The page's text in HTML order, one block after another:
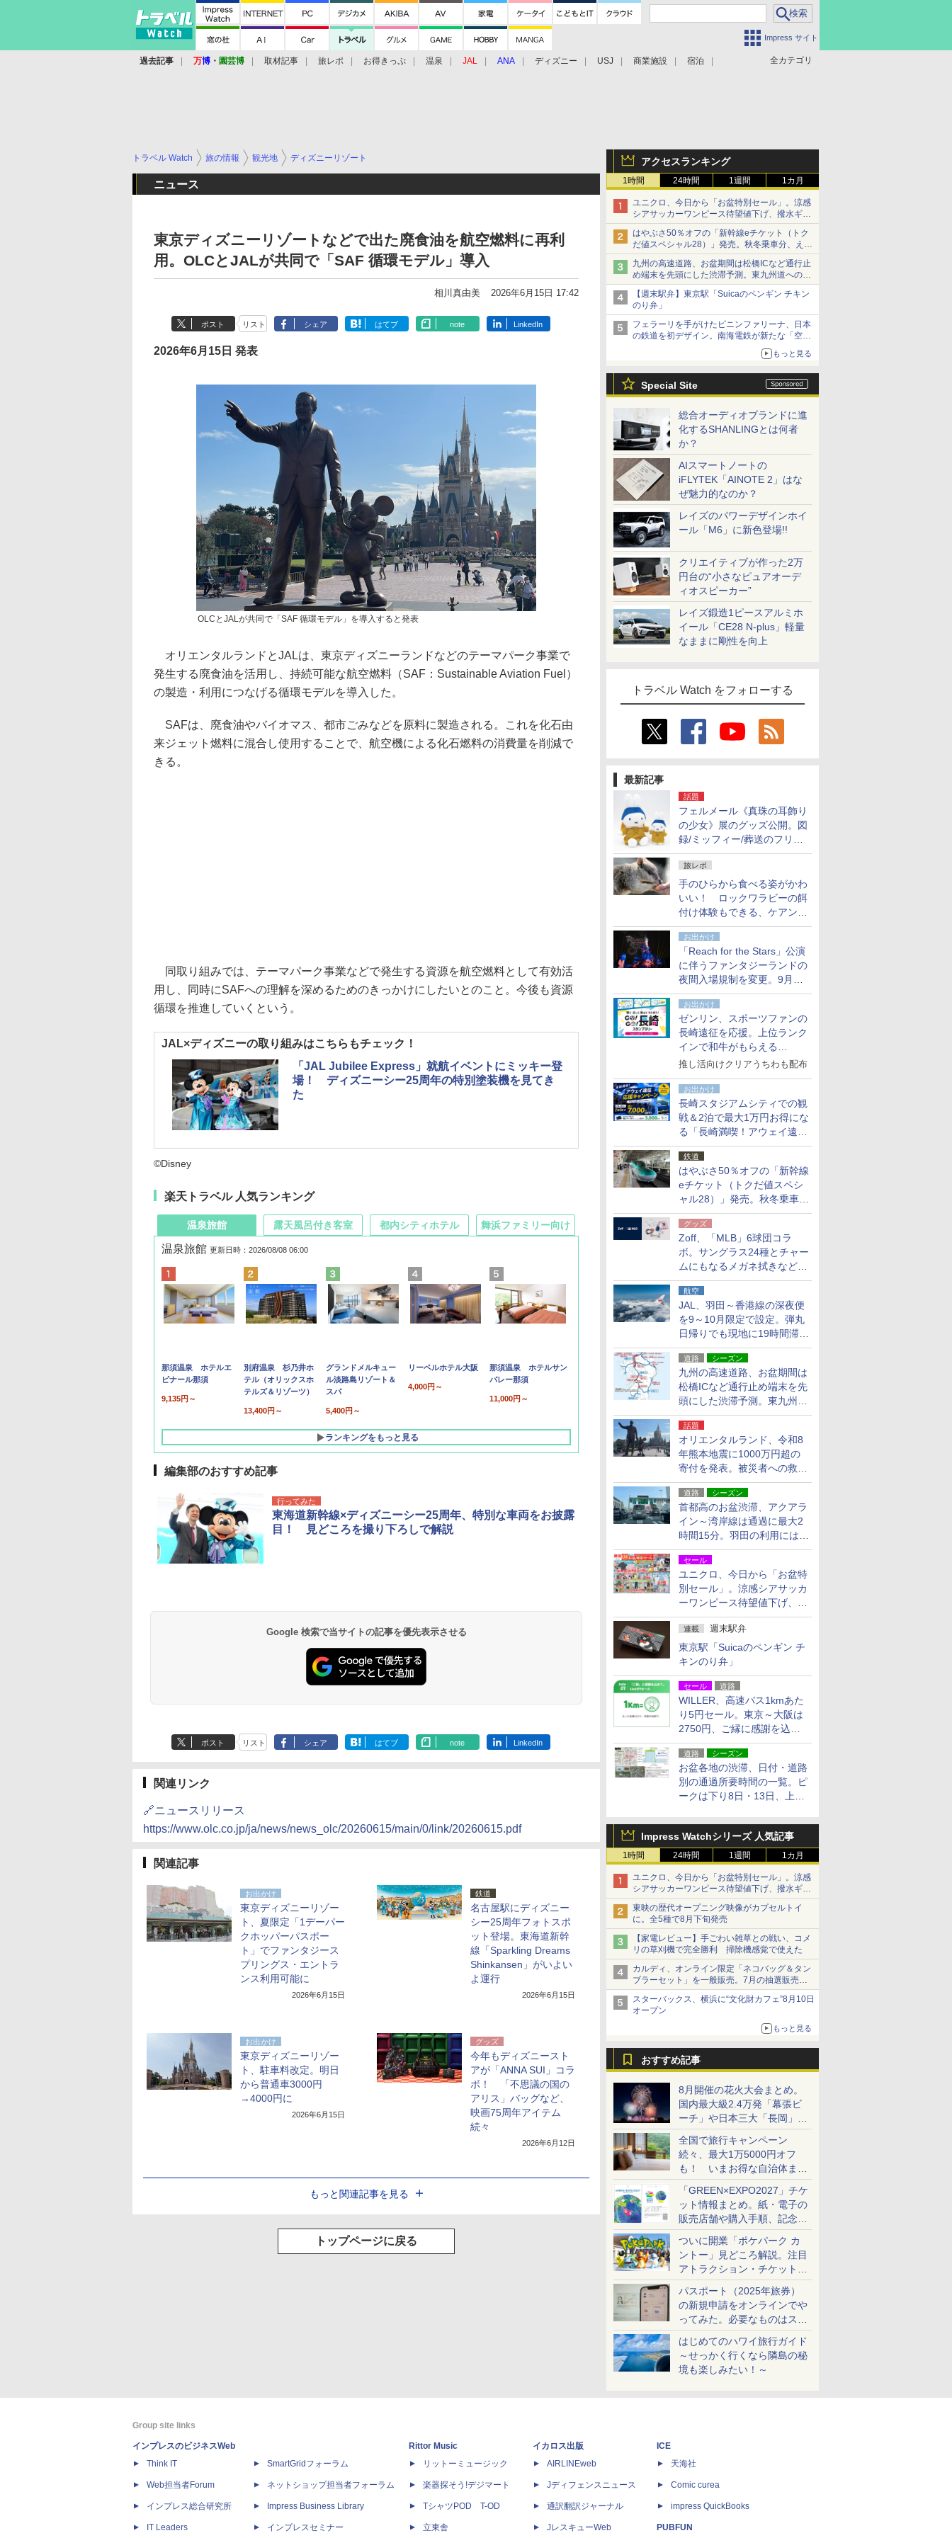
Impress サイト
全カテゴリ
過去記事 万博 ・ 園芸博 取材記事 旅レポ お得きっぷ 温泉 JAL ANA ディズニー USJ 商業施設 宿泊
アクセスランキング
1時間 24時間 1週間 1カ月
ユニクロ、今日から「お盆特別セール」。涼感
シアサッカーワンピース待望値下げ、撥水ギア
ショーツは1990円に
はやぶさ50％オフの「新幹線eチケット（トク
だ値スペシャル28）」発売。秋冬乗車分、えき
ねっと限定
九州の高速道路、お盆期間は松橋ICなど通行止
め端末を先頭にした渋滞予測。東九州道への迂
回は料金調整を実施
【週末駅弁】東京駅「Suicaのペンギン チキン
のり弁」
フェラーリを手がけたピニンファリーナ、日本
の鉄道を初デザイン。南海電鉄が新たな「空港
もっと見る
Special Site
総合オーディオブランドに進
化するSHANLINGとは何者
か？
AIスマートノートの
iFLYTEK「AINOTE 2」はな
ぜ魅力的なのか？
レイズのパワーデザインホイ
ール「M6」に新色登場!!
クリエイティブが作った2万
円台の“小さなピュアオーデ
ィオスピーカー”
レイズ鍛造1ピースアルミホ
イール「CE28 N-plus」軽量
なままに剛性を向上
トラベル Watch をフォローする
最新記事
話題
フェルメール《真珠の耳飾り
の少女》展のグッズ公開。図
録/ミッフィー/葬送のフリー
レンほか、注目ブランドコラ
ボが実現
旅レポ
手のひらから食べる姿がかわ
いい！ ロックワラビーの餌
付け体験もできる、ケアンズ
でアサートン高原の日本語ガ
イド付きツアーに参加してみ
た
お出かけ
「Reach for the Stars」公演
に伴うファンタジーランドの
夜間入場規制を変更。9月か
ら18時50分～20時ごろに
お出かけ
ゼンリン、スポーツファンの
長崎遠征を応援。上位ランク
インで和牛がもらえる
「GO！GO！長崎スタンプラ
推し活向けクリアうちわも配布
お出かけ
長崎スタジアムシティでの観
戦＆2泊で最大1万円お得にな
る「長崎満喫！アウェイ遠征
応援キャンペーン」
鉄道
はやぶさ50％オフの「新幹線
eチケット（トクだ値スペシ
ャル28）」発売。秋冬乗車
分、えきねっと限定
グッズ
Zoff、「MLB」6球団コラ
ボ。サングラス24種とチャー
ムにもなるメガネ拭きなど雑
貨24種
航空
JAL、羽田～香港線の深夜便
を9～10月限定で設定。弾丸
日帰りでも現地に19時間滞在
できる
道路 シーズン
九州の高速道路、お盆期間は
松橋ICなど通行止め端末を先
頭にした渋滞予測。東九州道
への迂回は料金調整を実施
話題
オリエンタルランド、令和8
年熊本地震に1000万円超の
寄付を発表。被災者への救援
活動・復旧支援
道路 シーズン
首都高のお盆渋滞、アクアラ
イン～湾岸線は通過に最大2
時間15分。羽田の利用には
「空港西出口」の利用検討を
セール
ユニクロ、今日から「お盆特
別セール」。涼感シアサッカ
ーワンピース待望値下げ、撥
水ギアショーツは1990円に
連載 週末駅弁
東京駅「Suicaのペンギン チ
キンのり弁」
セール 道路
WILLER、高速バス1kmあた
り5円セール。東京～大阪は
2750円、ご縁に感謝を込め
た20周年記念キャンペーン
道路 シーズン
お盆各地の渋滞、日付・道路
別の通過所要時間の一覧。ピ
ークは下り8日・13日、上り
Impress Watchシリーズ 人気記事
1時間 24時間 1週間 1カ月
ユニクロ、今日から「お盆特別セール」。涼感
シアサッカーワンピース待望値下げ、撥水ギア
ショーツは1990円に
東映の歴代オープニング映像がカプセルトイ
に。全5種で8月下旬発売
【家電レビュー】手ごわい雑草との戦い、コメ
リの草刈機で完全勝利 掃除機感覚で使えた
カルディ、オンライン限定「ネコバッグ＆タン
ブラーセット」を一般販売。7月の抽選販売の
当選無効分
スターバックス、横浜に“文化財カフェ”8月10日
オープン
もっと見る
おすすめ記事
8月開催の花火大会まとめ。
国内最大級2.4万発「幕張ビ
ーチ」や日本三大「長岡」な
ど大型イベント目白押し！
全国で旅行キャンペーン
続々、最大1万5000円オフ
も！ いまお得な自治体まと
め
「GREEN×EXPO2027」チケ
ット情報まとめ。紙・電子の
販売店舗や購入手順、記念チ
ケットも解説
ついに開業「ポケパーク カ
ントー」見どころ解説。注目
アトラクション・チケット手
配・来場前に必要な準備は？
パスポート（2025年旅券）
の新規申請をオンラインでや
ってみた。必要なものはスマ
ホとマイナカードのみ
はじめてのハワイ旅行ガイド
～せっかく行くなら隣島の秘
境も楽しみたい！～
トラベル Watch 旅の情報 観光地 ディズニーリゾート
ニュース
東京ディズニーリゾートなどで出た廃食油を航空燃料に再利
用。OLCとJALが共同で「SAF 循環モデル」導入
相川真由美 2026年6月15日 17:42
ポスト リスト シェア はてブ note LinkedIn
2026年6月15日 発表
OLCとJALが共同で「SAF 循環モデル」を導入すると発表
オリエンタルランドとJALは、東京ディズニーランドなどのテーマパーク事業で
発生する廃食油を活用し、持続可能な航空燃料（SAF：Sustainable Aviation Fuel）
の製造・利用につなげる循環モデルを導入した。
SAFは、廃食油やバイオマス、都市ごみなどを原料に製造される。これを化石由
来ジェット燃料に混合し使用することで、航空機による化石燃料の消費量を削減で
きる。
同取り組みでは、テーマパーク事業などで発生する資源を航空燃料として有効活
用し、同時にSAFへの理解を深めるためのきっかけにしたいとのこと。今後も資源
循環を推進していくという。
JAL×ディズニーの取り組みはこちらもチェック！
「JAL Jubilee Express」就航イベントにミッキー登
場！ ディズニーシー25周年の特別塗装機を見てき
た
©Disney
楽天トラベル 人気ランキング
温泉旅館
温泉旅館 更新日時：2026/08/08 06:00
那須温泉 ホテルエ
ピナール那須
9,135円～
別府温泉 杉乃井ホ
テル（オリックスホ
テルズ＆リゾーツ）
13,400円～
グランドメルキュー
ル淡路島リゾート＆
スパ
5,400円～
リーベルホテル大阪
4,000円～
那須温泉 ホテルサン
バレー那須
11,000円～
ランキングをもっと見る
露天風呂付き客室
10,450円～
19,541円～
都内シティホテル 舞浜ファミリー向け
7,950円～
5,758円～
編集部のおすすめ記事
行ってみた
東海道新幹線×ディズニーシー25周年、特別な車両をお披露
目！ 見どころを撮り下ろしで解説
Google 検索で当サイトの記事を優先表示させる
ポスト リスト シェア はてブ note LinkedIn
関連リンク
🔗ニュースリリース
https://www.olc.co.jp/ja/news/news_olc/20260615/main/0/link/20260615.pdf
関連記事
お出かけ
東京ディズニーリゾー
ト、夏限定「1デーパー
クホッパーパスポー
ト」でファンタジース
プリングス・エントラ
ンス利用可能に
2026年6月15日
鉄道
名古屋駅にディズニー
シー25周年フォトスポ
ット登場。東海道新幹
線「Sparkling Dreams
Shinkansen」がいよい
よ運行
2026年6月15日
お出かけ
東京ディズニーリゾー
ト、駐車料改定。明日
から普通車3000円
→4000円に
2026年6月15日
グッズ
今年もディズニースト
アが「ANNA SUI」コラ
ボ！ 「不思議の国の
アリス」バッグなど、
映画75周年アイテム
続々
2026年6月12日
もっと関連記事を見る
トップページに戻る
Group site links
インプレスのビジネスWeb
Think IT
Web担当者Forum
インプレス総合研究所
IT Leaders
SmartGridフォーラム
ネットショップ担当者フォーラム
Impress Business Library
インプレスセミナー
Rittor Music
リットーミュージック
楽器探そう!デジマート
TシャツPOD T-OD
立東舎
イカロス出版
AIRLINEweb
Jディフェンスニュース
通訳翻訳ジャーナル
JレスキューWeb
ICE
天海社
Comic curea
impress QuickBooks
PUBFUN